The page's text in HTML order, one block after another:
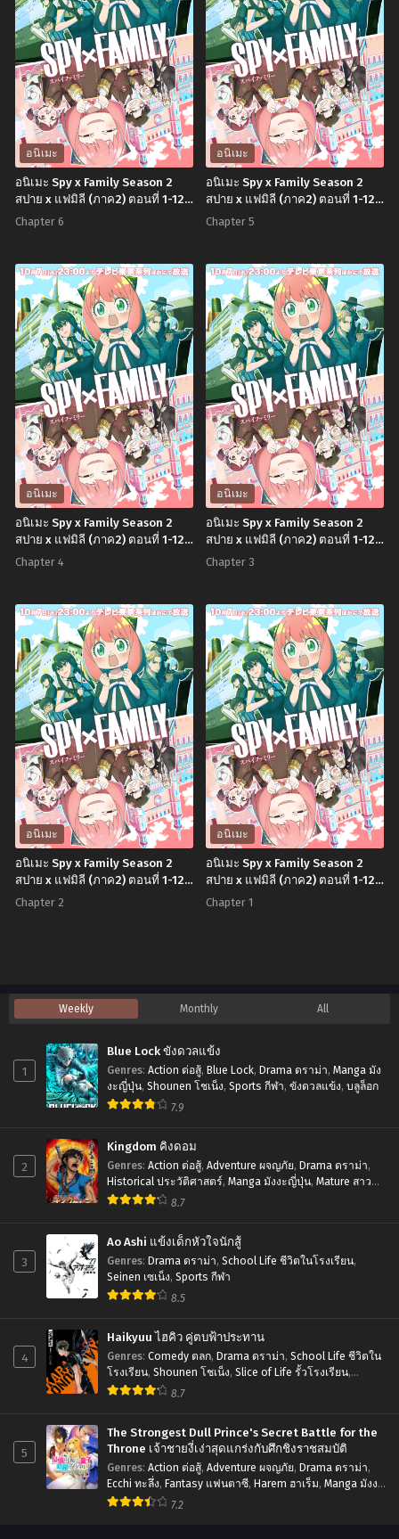
อนิเมะ
อนิเมะ Spy x Family Season 2
สปาย x แฟมิลี (ภาค2) ตอนที่ 1-12
พากย์ไทย+ซับไทย
Chapter 6
อนิเมะ
อนิเมะ Spy x Family Season 2
สปาย x แฟมิลี (ภาค2) ตอนที่ 1-12
พากย์ไทย+ซับไทย
Chapter 5
อนิเมะ
อนิเมะ Spy x Family Season 2
สปาย x แฟมิลี (ภาค2) ตอนที่ 1-12
พากย์ไทย+ซับไทย
Chapter 4
อนิเมะ
อนิเมะ Spy x Family Season 2
สปาย x แฟมิลี (ภาค2) ตอนที่ 1-12
พากย์ไทย+ซับไทย
Chapter 3
อนิเมะ
อนิเมะ Spy x Family Season 2
สปาย x แฟมิลี (ภาค2) ตอนที่ 1-12
พากย์ไทย+ซับไทย
Chapter 2
อนิเมะ
อนิเมะ Spy x Family Season 2
สปาย x แฟมิลี (ภาค2) ตอนที่ 1-12
พากย์ไทย+ซับไทย
Chapter 1
Weekly Monthly All
1
Blue Lock ขังดวลแข้ง
Genres: Action ต่อสู้, Blue Lock, Drama ดราม่า, Manga มัง
งะญี่ปุ่น, Shounen โชเน็ง, Sports กีฬา, ขังดวลแข้ง, บลูล็อก
7.9
2
Kingdom คิงดอม
Genres: Action ต่อสู้, Adventure ผจญภัย, Drama ดราม่า,
Historical ประวัติศาสตร์, Manga มังงะญี่ปุ่น, Mature สาว
ใหญ่,Seinen เซเน็ง
8.7
3
Ao Ashi แข้งเด็กหัวใจนักสู้
Genres: Drama ดราม่า, School Life ชีวิตในโรงเรียน,
Seinen เซเน็ง, Sports กีฬา
8.5
4
Haikyuu ไฮคิว คู่ตบฟ้าประทาน
Genres: Comedy ตลก, Drama ดราม่า, School Life ชีวิตใน
โรงเรียน, Shounen โชเน็ง, Slice of Life รั้วโรงเรียน,
Sports กีฬา
8.7
5
The Strongest Dull Prince's Secret Battle for the
Throne เจ้าชายงี่เง่าสุดแกร่งกับศึกชิงราชสมบัติ
Genres: Action ต่อสู้, Adventure ผจญภัย, Drama ดราม่า,
Ecchi ทะลึ่ง, Fantasy แฟนตาซี, Harem ฮาเร็ม, Manga มังงะ
ญี่ปุ่น,Romance โรแมนติก
7.2